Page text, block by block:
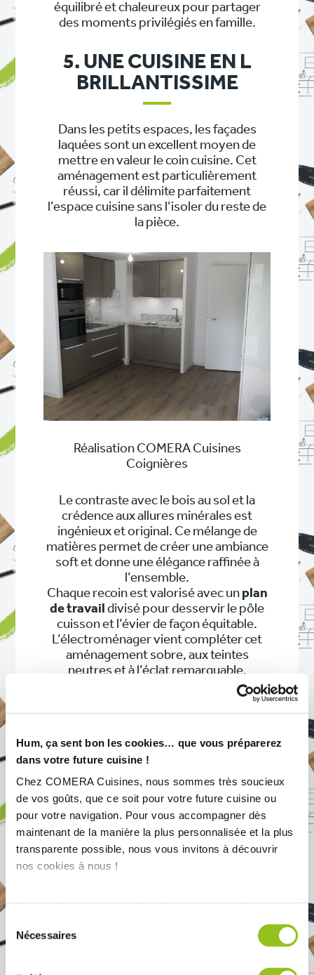
Hum, ça sent bon les cookies… que vous préparerez
dans votre future cuisine !
Chez COMERA Cuisines, nous sommes très soucieux
de vos goûts, que ce soit pour votre future cuisine ou
pour votre navigation. Pour vous accompagner dès
maintenant de la manière la plus personnalisée et la plus
transparente possible, nous vous invitons à découvrir
nos cookies à nous !
médias sociaux et d'analyser notre trafic. Nous
partageons également des informations sur l'utilisation de
notre site avec nos partenaires de médias sociaux, de
du Nécessaires
équilibré et chaleureux pour partager
des moments privilégiés en famille.
5. UNE CUISINE EN L
BRILLANTISSIME
Dans les petits espaces, les façades
laquées sont un excellent moyen de
mettre en valeur le coin cuisine. Cet
aménagement est particulièrement
réussi, car il délimite parfaitement
l’espace cuisine sans l’isoler du reste de
la pièce.
Réalisation COMERA Cuisines
Coignières
Le contraste avec le bois au sol et la
crédence aux allures minérales est
ingénieux et original. Ce mélange de
matières permet de créer une ambiance
soft et donne une élégance raffinée à
l’ensemble.
Chaque recoin est valorisé avec unplan
de travail divisé pour desservir le pôle
cuisson et l’évier de façon équitable.
L’électroménager vient compléter cet
aménagement sobre, aux teintes
neutres et à l’éclat remarquable.
6. LE CHARME ALLIÉ À
CETTE CUISINE EN L
ORIGINALE
Un aménagement en L est parfois la
solution adéquate pour agrandir le coin
cuisine sans l’isoler du reste de la pièce.
Cette conception est particulière, car